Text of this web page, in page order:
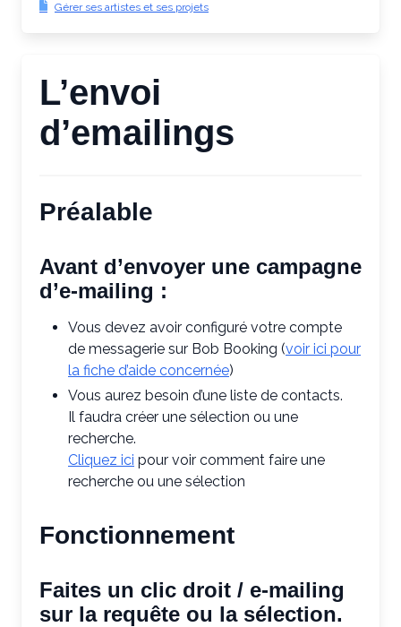
Gérer ses artistes et ses projets
L’envoi
d’emailings
Préalable
Avant d’envoyer une campagne
d’e-mailing :
Vous devez avoir configuré votre compte
de messagerie sur Bob Booking (voir ici pour
la fiche d’aide concernée)
Vous aurez besoin d’une liste de contacts.
Il faudra créer une sélection ou une
recherche.
Cliquez ici pour voir comment faire une
recherche ou une sélection
Fonctionnement
Faites un clic droit / e-mailing
sur la requête ou la sélection.